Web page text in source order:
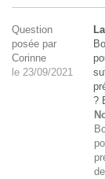
Question
posée par
Corinne
le 23/09/2021
?